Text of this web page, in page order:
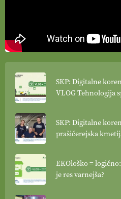
SKP: Digitalne
VLOG Tehnologija
SKP: Digitalne
prašičerejska
EKOloško =
je res varnejša?